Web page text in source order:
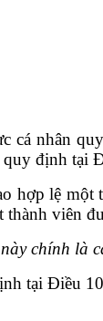
cá nhân
định tại
hợp lệ
thành viên đ
chính là
tại Điều